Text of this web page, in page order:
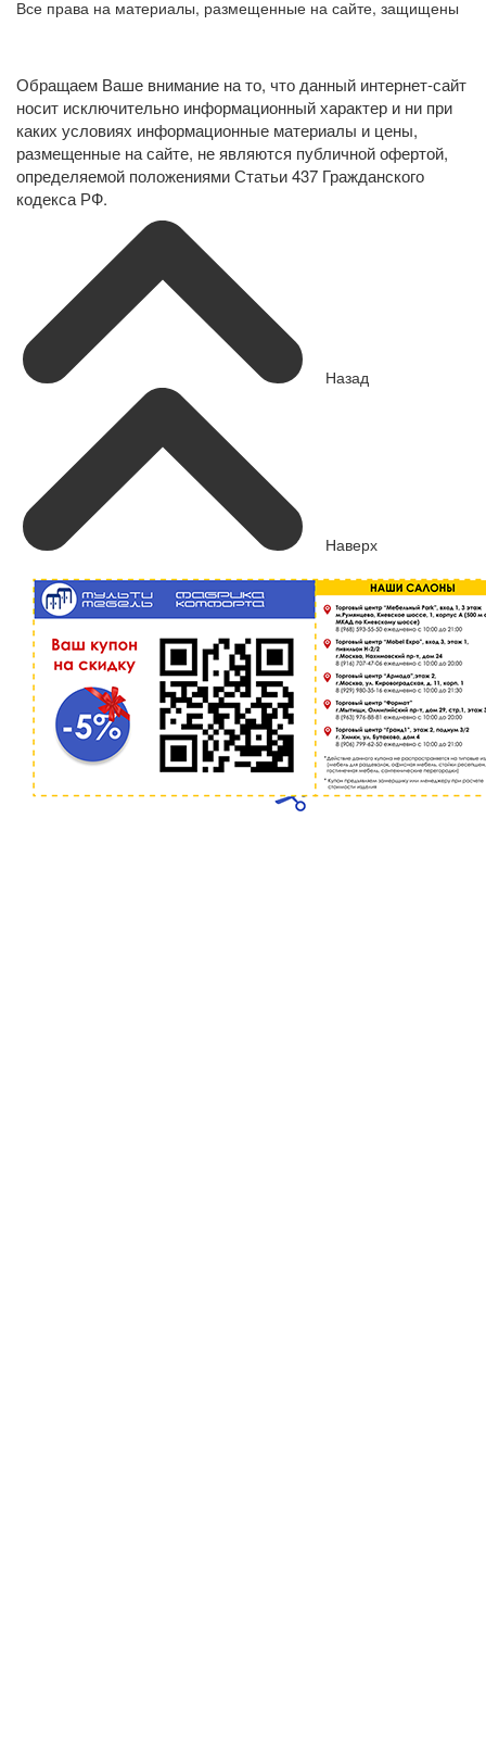
Все права на материалы, размещенные на сайте, защищены
Обращаем Ваше внимание на то, что данный интернет-сайт
носит исключительно информационный характер и ни при
каких условиях информационные материалы и цены,
размещенные на сайте, не являются публичной офертой,
определяемой положениями Статьи 437 Гражданского
кодекса РФ.
Назад
Наверх